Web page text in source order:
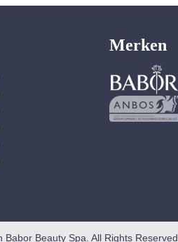
Merken
Beauty Spa. All Rights Reserved.